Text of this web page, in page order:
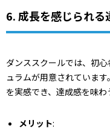
6. 成長を感じられる
ダンススクールでは、初
ュラムが用意されていま
を実感でき、達成感を味わ
メリット: